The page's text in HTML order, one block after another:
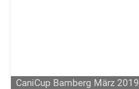
CaniCup Bamberg März 2019